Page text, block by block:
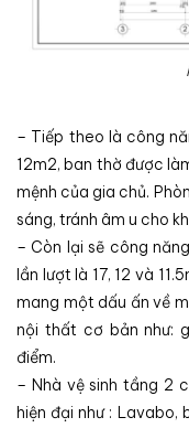
– Tiếp theo là công
12m2, ban thờ được
mệnh của gia chủ.
sáng, tránh âm u cho
– Còn lại sẽ công
lần lượt là 17, 12 và
mang một dấu ấn về
nội thất cơ bản như:
điểm.
– Nhà vệ sinh tầng 2
hiện đại như : Lavabo,